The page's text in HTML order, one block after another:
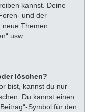
kannst. Deine
und der
neue Themen
usw.
löschen?
bist, kannst du nur
Du kannst einen
Symbol für den